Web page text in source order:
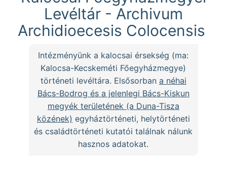
Levéltár - Archivum
Archidioecesis Colocensis
Intézményünk a kalocsai érsekség (ma:
Kalocsa-Kecskeméti Főegyházmegye)
történeti levéltára. Elsősorban a néhai
Bács-Bodrog és a jelenlegi Bács-Kiskun
megyék területének (a Duna-Tisza
közének) egyháztörténeti, helytörténeti
és családtörténeti kutatói találnak nálunk
hasznos adatokat.